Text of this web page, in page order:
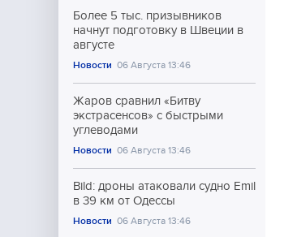
Более 5 тыс. призывников
начнут подготовку в Швеции в
августе
Новости 06 Августа 13:46
Жаров сравнил «Битву
экстрасенсов» с быстрыми
углеводами
Новости 06 Августа 13:46
Bild: дроны атаковали судно Emil
в 39 км от Одессы
Новости 06 Августа 13:46